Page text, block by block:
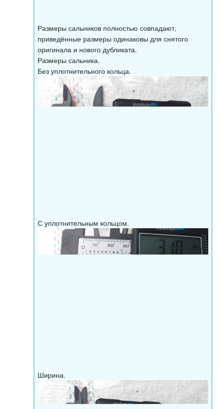
Размеры сальников полностью совпадают,
приведённые размеры одинаковы для снятого
оригинала и нового дубликата.
Размеры сальника.
Без уплотнительного кольца.
С уплотнительным кольцом.
Ширина.